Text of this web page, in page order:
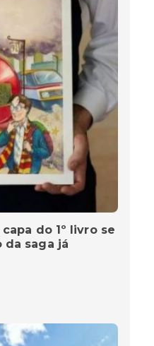
do 1º livro se
saga já